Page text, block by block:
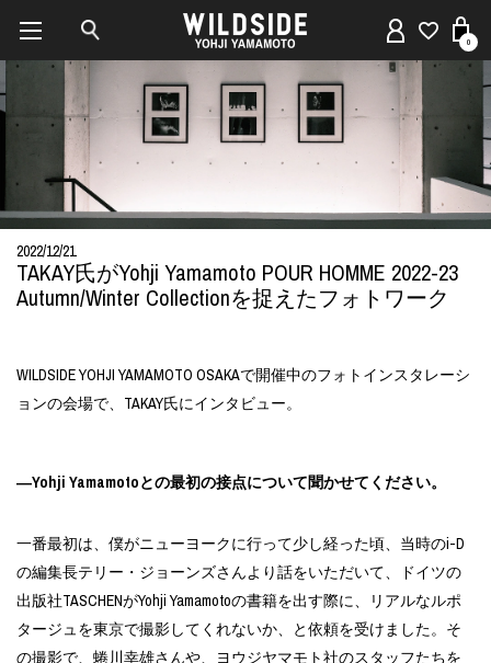
0
2022/12/21
TAKAY氏がYohji Yamamoto POUR HOMME 2022-23
Autumn/Winter Collectionを捉えたフォトワーク
WILDSIDE YOHJI YAMAMOTO OSAKAで開催中のフォトインスタレーシ
ョンの会場で、TAKAY氏にインタビュー。
―Yohji Yamamotoとの最初の接点について聞かせてください。
一番最初は、僕がニューヨークに行って少し経った頃、当時のi-D
の編集長テリー・ジョーンズさんより話をいただいて、ドイツの
出版社TASCHENがYohji Yamamotoの書籍を出す際に、リアルなルポ
タージュを東京で撮影してくれないか、と依頼を受けました。そ
の撮影で、蜷川幸雄さんや、ヨウジヤマモト社のスタッフたちを